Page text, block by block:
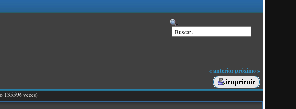
« anteriorpróximo »
135596 veces)